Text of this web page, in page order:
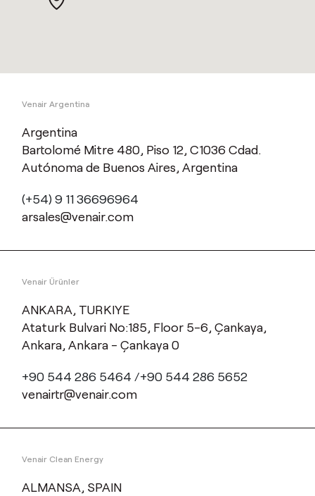
Venair Argentina
Argentina
Bartolomé Mitre 480, Piso 12, C1036 Cdad.
Autónoma de Buenos Aires, Argentina
(+54) 9 11 36696964
arsales@venair.com
Venair Ürünler
ANKARA, TURKIYE
Ataturk Bulvari No:185, Floor 5-6, Çankaya,
Ankara, Ankara - Çankaya 0
+90 544 286 5464 /+90 544 286 5652
venairtr@venair.com
Venair Clean Energy
ALMANSA, SPAIN